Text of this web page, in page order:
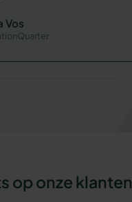
Vos
op onze klanten